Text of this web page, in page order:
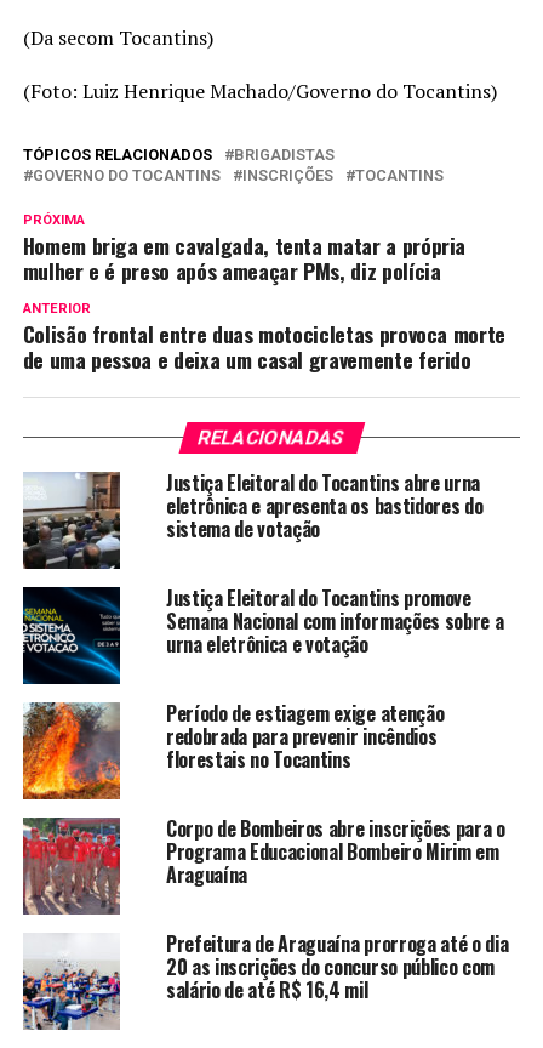
(Da secom Tocantins)
(Foto: Luiz Henrique Machado/Governo do Tocantins)
TÓPICOS RELACIONADOS
BRIGADISTAS
GOVERNO DO TOCANTINS
INSCRIÇÕES TOCANTINS
PRÓXIMA
Homem briga em cavalgada, tenta matar a própria
mulher e é preso após ameaçar PMs, diz polícia
ANTERIOR
Colisão frontal entre duas motocicletas provoca morte
de uma pessoa e deixa um casal gravemente ferido
RELACIONADAS
Justiça Eleitoral do Tocantins abre urna
eletrônica e apresenta os bastidores do
sistema de votação
Justiça Eleitoral do Tocantins promove
Semana Nacional com informações sobre a
urna eletrônica e votação
Período de estiagem exige atenção
redobrada para prevenir incêndios
florestais no Tocantins
Corpo de Bombeiros abre inscrições para o
Programa Educacional Bombeiro Mirim em
Araguaína
Prefeitura de Araguaína prorroga até o dia
20 as inscrições do concurso público com
salário de até R$ 16,4 mil